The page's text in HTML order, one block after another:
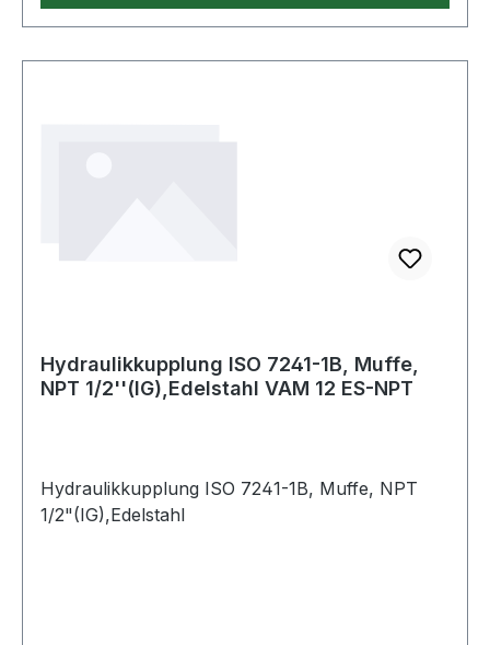
Hydraulikkupplung ISO 7241-1B, Muffe,
NPT 1/2''(IG),Edelstahl VAM 12 ES-NPT
Hydraulikkupplung ISO 7241-1B, Muffe, NPT
1/2"(IG),Edelstahl